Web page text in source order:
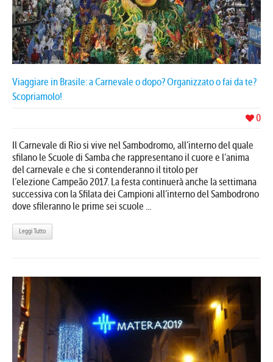
Viaggiare in Brasile: a Carnevale o dopo? Organizzato o fai da te?
Scopriamolo!
0
Il Carnevale di Rio si vive nel Sambodromo, all’interno del quale
sfilano le Scuole di Samba che rappresentano il cuore e l’anima
del carnevale e che si contenderanno il titolo per
l’elezione Campeão 2017. La festa continuerà anche la settimana
successiva con la Sfilata dei Campioni all’interno del Sambodrono
dove sfileranno le prime sei scuole ...
Leggi Tutto